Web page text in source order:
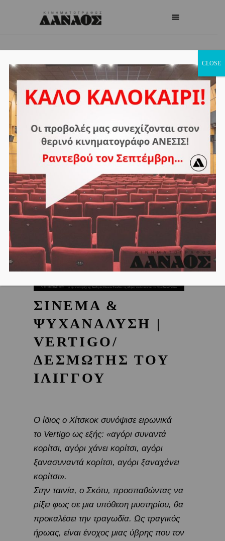
ΣΙΝΕΜΑ &
ΨΥΧΑΝΑΛΥΣΗ |
VERTIGO/
ΔΕΣΜΩΤΗΣ ΤΟΥ
ΙΛΙΓΓΟΥ
Ο ίδιος ο Χίτσκοκ συνόψισε ειρωνικά
το Vertigoως εξής: «αγόρι συναντά
κορίτσι, αγόρι χάνει κορίτσι, αγόρι
ξανασυναντά κορίτσι, αγόρι ξαναχάνει
κορίτσι».
Στην ταινία, ο Σκότυ, προσπαθώντας να
ρίξει φως σε μια υπόθεση μυστηρίου, θα
προκαλέσει την τραγωδία. Ως τραγικός
ήρωας, είναι ένοχος μιας ύβρης που τον
CLOSE